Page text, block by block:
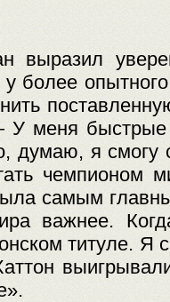
выразил
у более
меня быстрые
думаю, я смогу
чемпионом
самым
важнее.
титуле. Я